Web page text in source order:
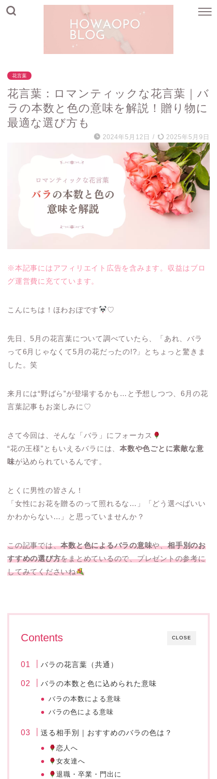
花言葉
花言葉：ロマンティックな花言葉｜バ
ラの本数と色の意味を解説！贈り物に
最適な選び方も
2024年5月12日 / 2025年5月9日
※本記事にはアフィリエイト広告を含みます。収益はブロ
グ運営費に充てています。
こんにちは！ほわおぽです ♡
先日、5月の花言葉について調べていたら、「あれ、バラ
って6月じゃなくて5月の花だったの!?」とちょっと驚きま
した。笑
来月には“野ばら”が登場するかも…と予想しつつ、6月の花
言葉記事もお楽しみに♡
さて今回は、そんな「バラ」にフォーカス
“花の王様”ともいえるバラには、本数や色ごとに素敵な意
味が込められているんです。
とくに男性の皆さん！
「女性にお花を贈るのって照れるな…」「どう選べばいい
かわからない…」と思っていませんか？
この記事では、本数と色によるバラの意味や、相手別のお
すすめの選び方をまとめているので、プレゼントの参考に
してみてくださいね
CLOSE
Contents
バラの花言葉（共通）
バラの本数と色に込められた意味
バラの本数による意味
バラの色による意味
送る相手別｜おすすめのバラの色は？
恋人へ
女友達へ
退職・卒業・門出に